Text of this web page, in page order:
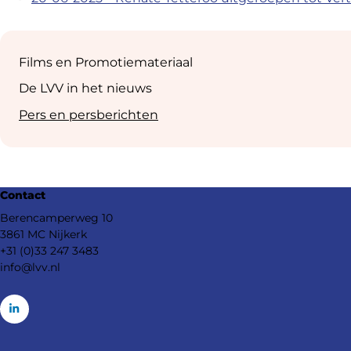
navigation
Films en Promotiemateriaal
De LVV in het nieuws
Pers en persberichten
Contact
Berencamperweg 10
3861 MC Nijkerk
+31 (0)33 247 3483
info@lvv.nl